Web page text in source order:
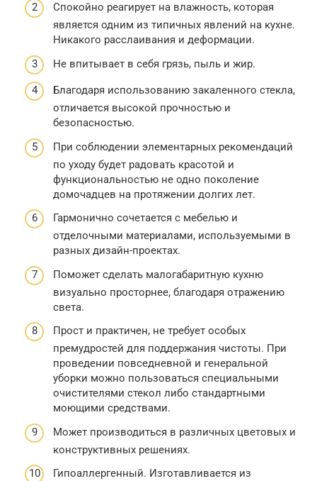
Спокойно реагирует на влажность, которая
является одним из типичных явлений на кухне.
Никакого расслаивания и деформации.
Не впитывает в себя грязь, пыль и жир.
Благодаря использованию закаленного стекла,
отличается высокой прочностью и
безопасностью.
При соблюдении элементарных рекомендаций
по уходу будет радовать красотой и
функциональностью не одно поколение
домочадцев на протяжении долгих лет.
Гармонично сочетается с мебелью и
отделочными материалами, используемыми в
разных дизайн-проектах.
Поможет сделать малогабаритную кухню
визуально просторнее, благодаря отражению
света.
Прост и практичен, не требует особых
премудростей для поддержания чистоты. При
проведении повседневной и генеральной
уборки можно пользоваться специальными
очистителями стекол либо стандартными
моющими средствами.
Может производиться в различных цветовых и
конструктивных решениях.
Гипоаллергенный. Изготавливается из